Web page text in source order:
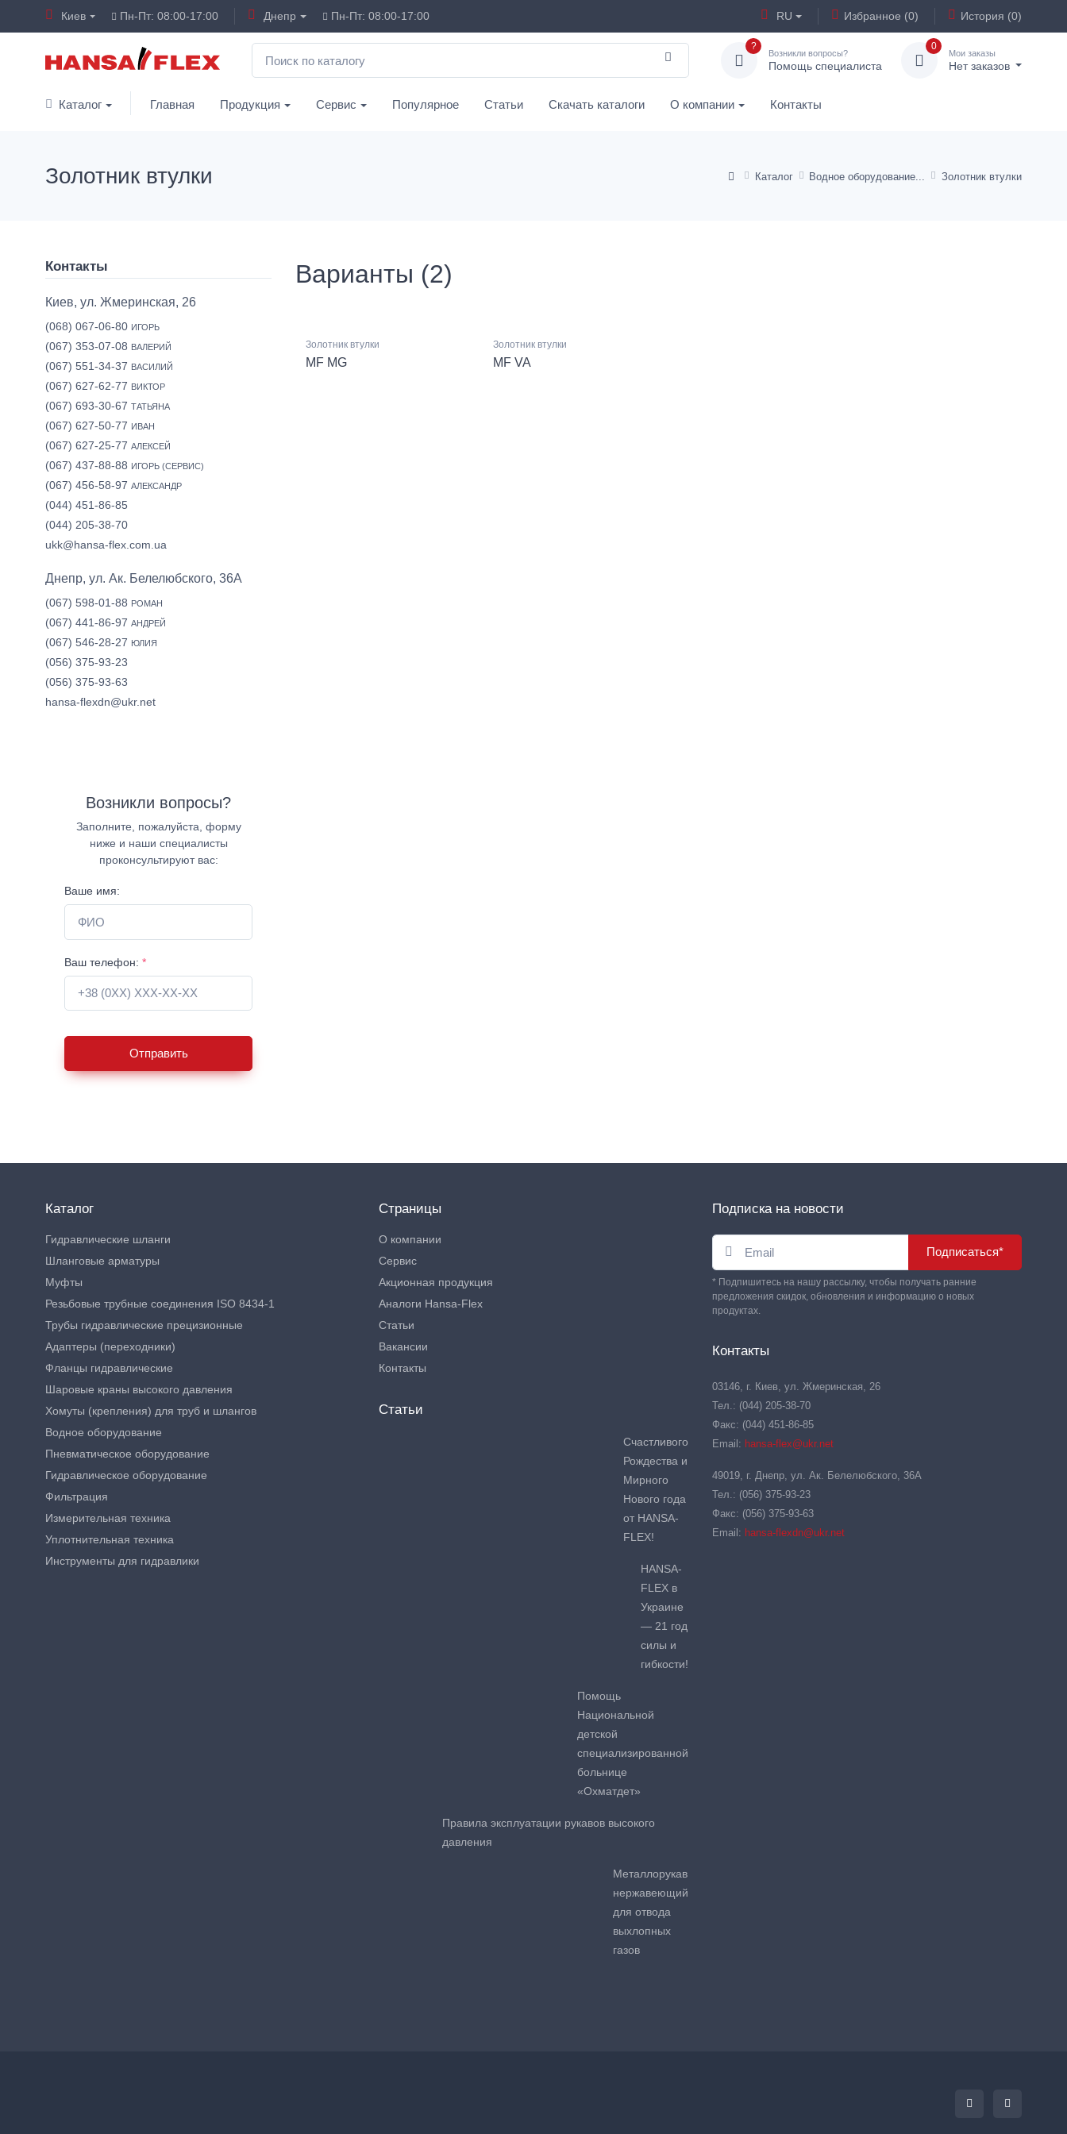
Киев Пн-Пт: 08:00-17:00 Днепр Пн-Пт: 08:00-17:00 RU Избранное (0) История (0)
?
Возникли вопросы?
Помощь специалиста
0
Мои заказы
Нет заказов
Каталог Главная Продукция Сервис Популярное Статьи Скачать каталоги О компании Контакты
Каталог Водное оборудование Золотник втулки
Золотник втулки
Варианты (2)
Золотник втулки
MF MG
Золотник втулки
MF VA
Контакты
Киев, ул. Жмеринская, 26
(068) 067-06-80 ИГОРЬ
(067) 353-07-08 ВАЛЕРИЙ
(067) 551-34-37 ВАСИЛИЙ
(067) 627-62-77 ВИКТОР
(067) 693-30-67 ТАТЬЯНА
(067) 627-50-77 ИВАН
(067) 627-25-77 АЛЕКСЕЙ
(067) 437-88-88 ИГОРЬ (СЕРВИС)
(067) 456-58-97 АЛЕКСАНДР
(044) 451-86-85
(044) 205-38-70
ukk@hansa-flex.com.ua
Днепр, ул. Ак. Белелюбского, 36А
(067) 598-01-88 РОМАН
(067) 441-86-97 АНДРЕЙ
(067) 546-28-27 ЮЛИЯ
(056) 375-93-23
(056) 375-93-63
hansa-flexdn@ukr.net
Возникли вопросы?
Заполните, пожалуйста, форму
ниже и наши специалисты
проконсультируют вас:
Ваше имя:
Ваш телефон: *
Отправить
Каталог
Гидравлические шланги
Шланговые арматуры
Муфты
Резьбовые трубные соединения ISO 8434-1
Трубы гидравлические прецизионные
Адаптеры (переходники)
Фланцы гидравлические
Шаровые краны высокого давления
Хомуты (крепления) для труб и шлангов
Водное оборудование
Пневматическое оборудование
Гидравлическое оборудование
Фильтрация
Измерительная техника
Уплотнительная техника
Инструменты для гидравлики
Страницы
О компании
Сервис
Акционная продукция
Аналоги Hansa-Flex
Статьи
Вакансии
Контакты
Статьи
Счастливого
Рождества и
Мирного
Нового года
от HANSA-
FLEX!
HANSA-
FLEX в
Украине
— 21 год
силы и
гибкости!
Помощь
Национальной
детской
специализированной
больнице
«Охматдет»
Правила эксплуатации рукавов высокого
давления
Металлорукав
нержавеющий
для отвода
выхлопных
газов
Подписка на новости
Подписаться*
* Подпишитесь на нашу рассылку, чтобы получать ранние
предложения скидок, обновления и информацию о новых
продуктах.
Контакты
03146, г. Киев, ул. Жмеринская, 26
Тел.: (044) 205-38-70
Факс: (044) 451-86-85
Email: hansa-flex@ukr.net
49019, г. Днепр, ул. Ак. Белелюбского, 36А
Тел.: (056) 375-93-23
Факс: (056) 375-93-63
Email: hansa-flexdn@ukr.net